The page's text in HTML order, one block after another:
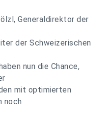
Generaldirektor der
der Schweizerischen
nun die Chance,
mit optimierten
noch